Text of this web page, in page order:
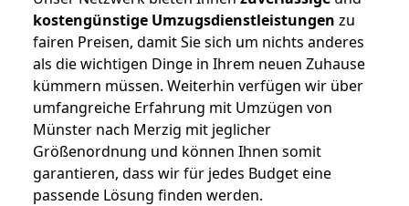
kostengünstige Umzugsdienstleistungen zu
fairen Preisen, damit Sie sich um nichts anderes
als die wichtigen Dinge in Ihrem neuen Zuhause
kümmern müssen. Weiterhin verfügen wir über
umfangreiche Erfahrung mit Umzügen von
Münster nach Merzig mit jeglicher
Größenordnung und können Ihnen somit
garantieren, dass wir für jedes Budget eine
passende Lösung finden werden.